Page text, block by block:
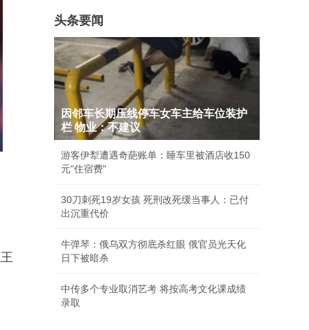
王
头条要闻
因邻车长期压线停车女车主给车位装护
栏 物业：不建议
游客伊犁遭遇奇葩账单：睡车里被酒店收150
元"住宿费"
30刀刺死19岁女孩 死刑改死缓当事人：已付
出沉重代价
牛弹琴：俄乌双方彻底杀红眼 俄官员光天化
日下被暗杀
中传多个专业取消艺考 将按高考文化课成绩
录取